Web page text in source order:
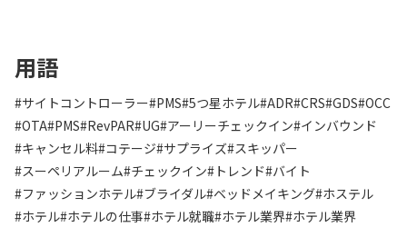
用語
#サイトコントローラー#PMS#5つ星ホテル#ADR#CRS#GDS#OCC
#OTA#PMS#RevPAR#UG#アーリーチェックイン#インバウンド
#キャンセル料#コテージ#サプライズ#スキッパー
#スーペリアルーム#チェックイン#トレンド#バイト
#ファッションホテル#ブライダル#ベッドメイキング#ホステル
#ホテル#ホテルの仕事#ホテル就職#ホテル業界#ホテル業界